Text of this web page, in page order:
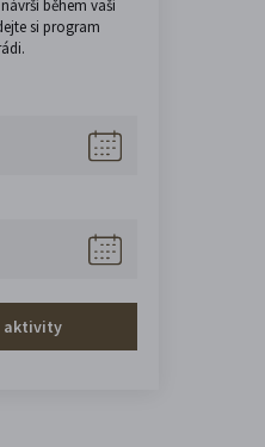
během vaší
si program
aktivity